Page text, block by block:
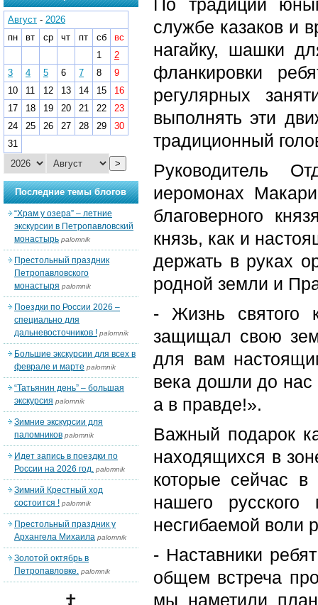
По традиции
службе казаков и
нагайку, шашки
фланкировки
регулярных
выполнять эти
традиционный
Руководитель
иеромонах
благоверного
князь, как и
держать в руках
родной земли и
- Жизнь святого
защищал свою
для вам
века дошли до нас
а в правде!».
Важный подарок
находящихся в
которые сейчас в
нашего
несгибаемой воли
- Наставники
общем встреча
мы наметили
Август - 2026
пн
вт ср чт пт сб
вс
1
2
3
4 5 6 7 8
9
10
11 12 13 14 15
16
17
18 19 20 21 22
23
24
25 26 27 28 29
30
31
>
Последние темы блогов
“Храм у озера” – летние
экскурсии в Петропавловский
монастырь palomnik
Престольный праздник
Петропавловского
монастыря palomnik
Поездки по России 2026 –
специально для
дальневосточников ! palomnik
Большие экскурсии для всех в
феврале и марте palomnik
“Татьянин день” – большая
экскурсия palomnik
Зимние экскурсии для
паломников palomnik
Идет запись в поездки по
России на 2026 год. palomnik
Зимний Крестный ход
состоится ! palomnik
Престольный праздник у
Архангела Михаила palomnik
Золотой октябрь в
Петропавловке. palomnik